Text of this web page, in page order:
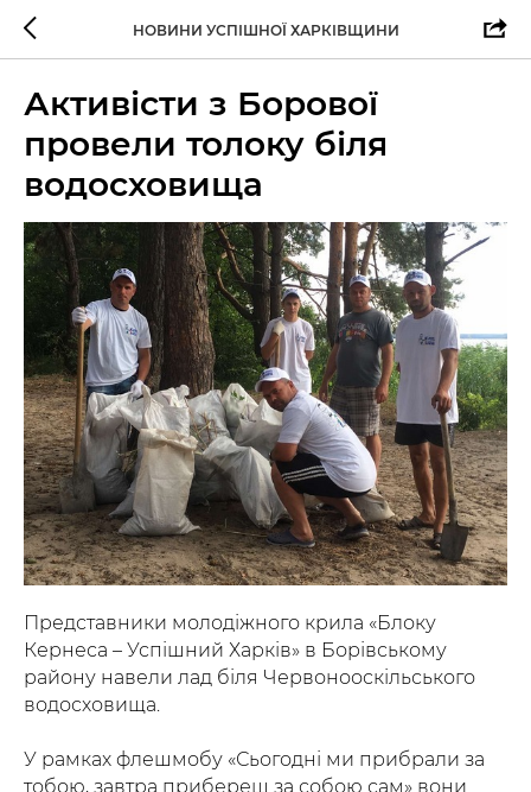
НОВИНИ УСПІШНОЇ ХАРКІВЩИНИ
Активісти з Борової
провели толоку біля
водосховища
Представники молодіжного крила «Блоку
Кернеса – Успішний Харків» в Борівському
району навели лад біля Червонооскільського
водосховища.
У рамках флешмобу «Сьогодні ми прибрали за
тобою, завтра прибереш за собою сам» вони